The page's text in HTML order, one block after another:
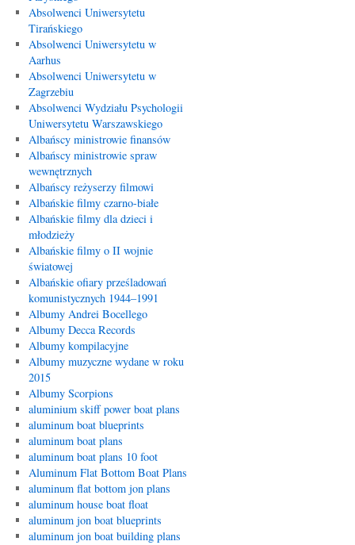
Absolwenci Uniwersytetu
Tirańskiego
Absolwenci Uniwersytetu w
Aarhus
Absolwenci Uniwersytetu w
Zagrzebiu
Absolwenci Wydziału Psychologii
Uniwersytetu Warszawskiego
Albańscy ministrowie finansów
Albańscy ministrowie spraw
wewnętrznych
Albańscy reżyserzy filmowi
Albańskie filmy czarno-białe
Albańskie filmy dla dzieci i
młodzieży
Albańskie filmy o II wojnie
światowej
Albańskie ofiary prześladowań
komunistycznych 1944–1991
Albumy Andrei Bocellego
Albumy Decca Records
Albumy kompilacyjne
Albumy muzyczne wydane w roku
2015
Albumy Scorpions
aluminium skiff power boat plans
aluminum boat blueprints
aluminum boat plans
aluminum boat plans 10 foot
Aluminum Flat Bottom Boat Plans
aluminum flat bottom jon plans
aluminum house boat float
aluminum jon boat blueprints
aluminum jon boat building plans